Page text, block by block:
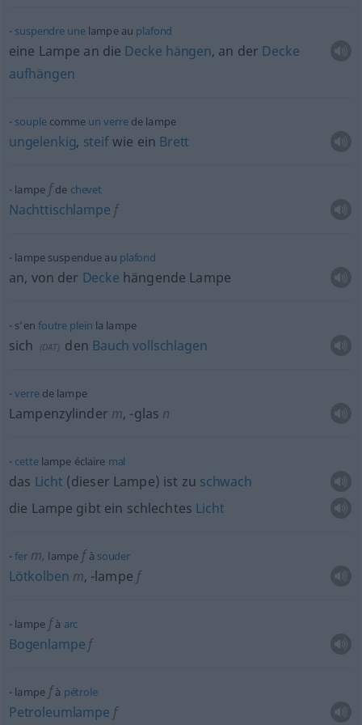
suspendre unelampe au plafond
eine Lampe an die Decke hängen, an der Decke
aufhängen
souplecomme un verrede lampe
ungelenkig, steifwie ein Brett
lampef de chevet
Nachttischlampe f
lampe suspendue au plafond
an, von der Decke hängende Lampe
s’en foutre plein la lampe
sich (DAT) den Bauch vollschlagen
verrede lampe
Lampenzylinder m, -glas n
cettelampe éclaire mal
das Licht (dieser Lampe) ist zu schwach
die Lampe gibt ein schlechtes Licht
ferm, lampe f à souder
Lötkolben m, -lampe f
lampef à arc
Bogenlampe f
lampef à pétrole
Petroleumlampe f